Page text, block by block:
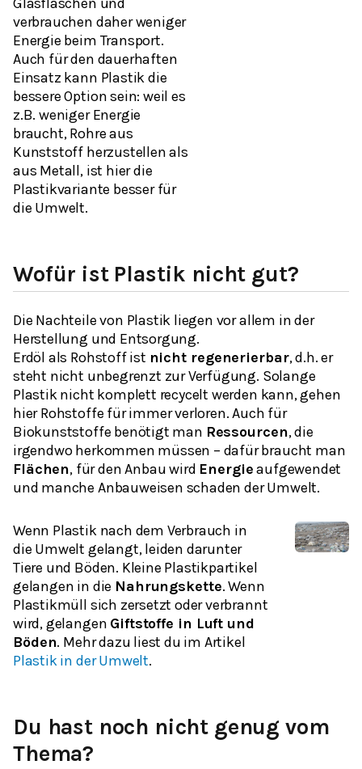
verbrauchen daher weniger
Energie beim Transport.
Auch für den dauerhaften
Einsatz kann Plastik die
bessere Option sein: weil es
z.B. weniger Energie
braucht, Rohre aus
Kunststoff herzustellen als
aus Metall, ist hier die
Plastikvariante besser für
die Umwelt.
Wofür ist Plastik nicht gut?
Die Nachteile von Plastik liegen vor allem in der
Herstellung und Entsorgung.
Erdöl als Rohstoff ist nicht regenerierbar, d.h. er
steht nicht unbegrenzt zur Verfügung. Solange
Plastik nicht komplett recycelt werden kann, gehen
hier Rohstoffe für immer verloren. Auch für
Biokunststoffe benötigt man Ressourcen, die
irgendwo herkommen müssen – dafür braucht man
Flächen, für den Anbau wird Energieaufgewendet
und manche Anbauweisen schaden der Umwelt.
Wenn Plastik nach dem Verbrauch in
die Umwelt gelangt, leiden darunter
Tiere und Böden. Kleine Plastikpartikel
gelangen in die Nahrungskette. Wenn
Plastikmüll sich zersetzt oder verbrannt
wird, gelangen Giftstoffe in Luft und
Böden. Mehr dazu liest du im Artikel
Plastik in der Umwelt.
Du hast noch nicht genug vom
Thema?